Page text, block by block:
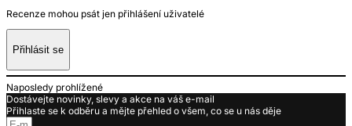
Recenze mohou psát jen přihlášení uživatelé
Přihlásit se
Naposledy prohlížené
Dostávejte novinky, slevy a akce na váš e-mail
Přihlaste se k odběru a mějte přehled o všem, co se u nás děje